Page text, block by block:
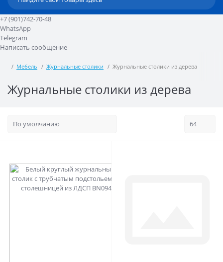
+7 (901)742-70-48
WhatsApp
Telegram
Написать сообщение
Мебель Журнальные столики Журнальные столики из дерева
Журнальные столики из дерева